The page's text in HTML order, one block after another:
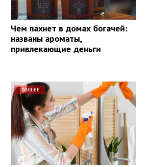
Чем пахнет в домах богачей:
названы ароматы,
привлекающие деньги
ЛУЧШЕЕ